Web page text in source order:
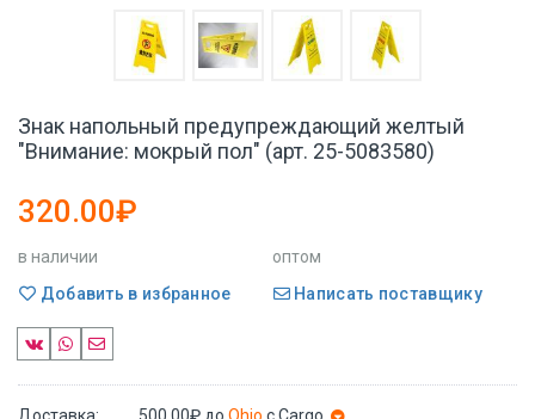
Знак напольный предупреждающий желтый
"Внимание: мокрый пол" (арт. 25-5083580)
320.00₽
в наличии
оптом
Добавить в избранное
Написать поставщику
Доставка: 500.00₽ до Ohio с Cargo